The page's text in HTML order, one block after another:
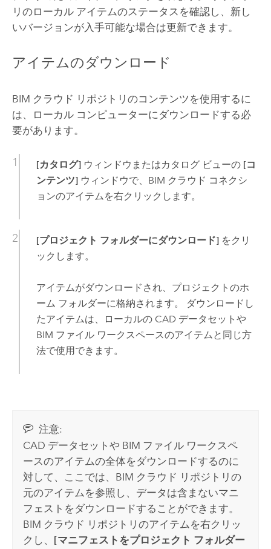
リのローカル アイテムのステータスを確認し、新し
いバージョンが入手可能な場合は更新できます。
アイテムのダウンロード
BIM クラウド リポジトリのコンテンツを使用するに
は、ローカル コンピューターにダウンロードする必
要があります。
[カタログ]ウィンドウまたはカタログ ビューの [コ
ンテンツ]ウィンドウで、BIM クラウド コネクシ
ョンのアイテムを右クリックします。
[プロジェクト フォルダーにダウンロード]をクリ
ックします。
アイテムがダウンロードされ、プロジェクトのホ
ーム フォルダーに格納されます。 ダウンロードし
たアイテムは、ローカルの CAD データセットや
BIM ファイル ワークスペースのアイテムと同じ方
法で使用できます。
注意:
CAD データセットや BIM ファイル ワークスペ
ースのアイテムの全体をダウンロードするのに
対して、ここでは、BIM クラウド リポジトリの
元のアイテムを参照し、データは含まないマニ
フェストをダウンロードすることができます。
BIM クラウド リポジトリのアイテムを右クリッ
クし、 [マニフェストをプロジェクト フォルダー